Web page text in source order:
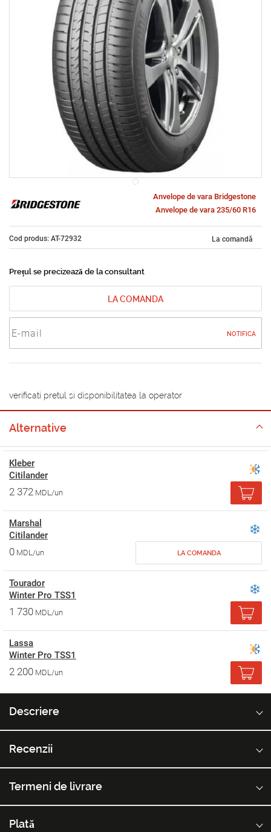
Anvelope de vara Bridgestone
Anvelope de vara 235/60 R16
Cod produs: AT-72932 La comandă
Prețul se precizează de la consultant
LA COMANDA
NOTIFICA
verificati pretul si disponibilitatea la operator
Alternative
Kleber
Citilander
2 372 MDL/un
Marshal
Citilander
0 MDL/un LA COMANDA
Tourador
Winter Pro TSS1
1 730 MDL/un
Lassa
Winter Pro TSS1
2 200 MDL/un
Descriere
Recenzii
Termeni de livrare
Plată